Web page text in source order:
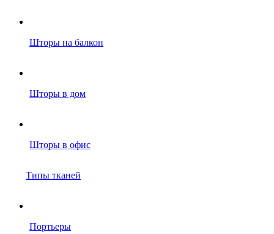
Шторы на балкон
Шторы в дом
Шторы в офис
Типы тканей
Портьеры